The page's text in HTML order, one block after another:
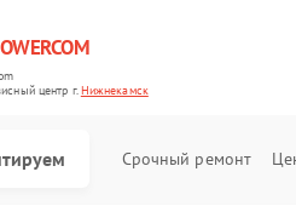
центр г.Нижнекамск
Срочный ремонт